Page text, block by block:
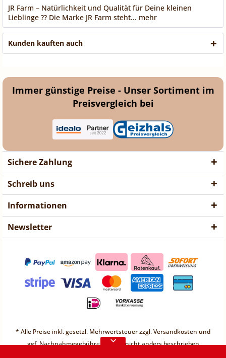
Vorübergehend sind keine
Bestellungen möglich.
JR Farm – Natürlichkeit und Qualität für Deine kleinen
Lieblinge ?? Die Marke JR Farm steht... mehr
Kunden kauften auch
Immer günstige Preise - Unser Sortiment im
Preisvergleich bei
Sichere Zahlung
Schreib uns
Informationen
Newsletter
* Alle Preise inkl. gesetzl. Mehrwertsteuer zzgl.Versandkosten und
ggf. Nachnahmegebühren, wenn nicht anders beschrieben